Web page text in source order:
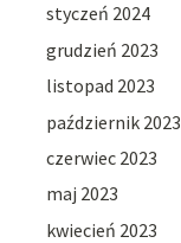
styczeń 2024
grudzień 2023
listopad 2023
październik 2023
czerwiec 2023
maj 2023
kwiecień 2023